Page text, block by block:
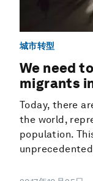
城市转型
We need
migrants
Today, there
the world,
population.